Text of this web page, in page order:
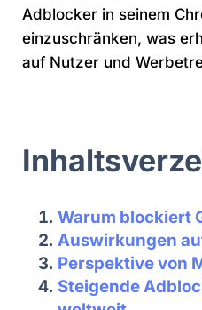
Adblocker in seinem
einzuschränken, was
auf Nutzer und
Warum blockiert
Auswirkungen
Perspektive von
Steigende